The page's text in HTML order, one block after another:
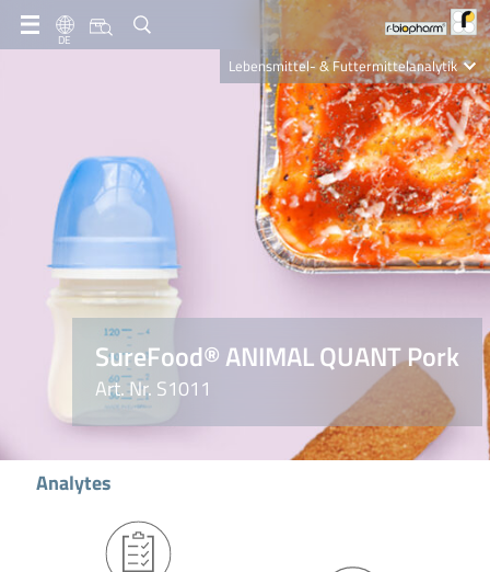
DE
Lebensmittel- & Futtermittelanalytik
Clinical Diagnostics
R-Biopharm AG
Nutrition Care
SureFood® ANIMAL QUANT Pork
Art. Nr. S1011
Analytes